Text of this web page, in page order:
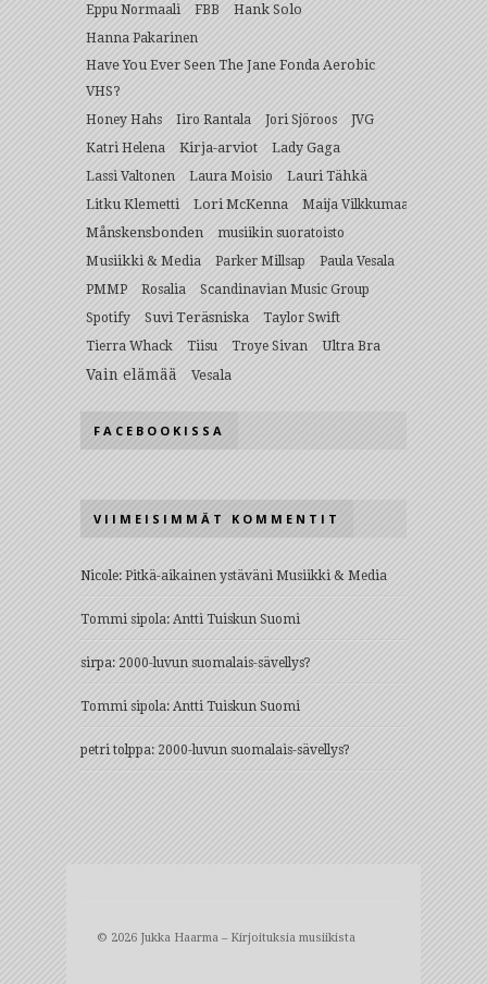
Eppu Normaali FBB Hank Solo
Hanna Pakarinen
Have You Ever Seen The Jane Fonda Aerobic
VHS?
Honey Hahs Iiro Rantala Jori Sjöroos
JVG
Katri Helena
Kirja-arviot Lady Gaga
Lassi Valtonen Laura Moisio
Lauri Tähkä
Litku Klemetti
Lori McKenna Maija Vilkkumaa
Månskensbonden musiikin suoratoisto
Musiikki & Media Parker Millsap
Paula Vesala
PMMP
Rosalia
Scandinavian Music Group
Spotify
Suvi Teräsniska
Taylor Swift
Tierra Whack
Tiisu Troye Sivan Ultra Bra
Vain elämää Vesala
FACEBOOKISSA
VIIMEISIMMÄT KOMMENTIT
Nicole: Pitkä-aikainen ystäväni Musiikki & Media
Tommi sipola: Antti Tuiskun Suomi
sirpa: 2000-luvun suomalais-sävellys?
Tommi sipola: Antti Tuiskun Suomi
petri tolppa: 2000-luvun suomalais-sävellys?
© 2026 Jukka Haarma – Kirjoituksia musiikista